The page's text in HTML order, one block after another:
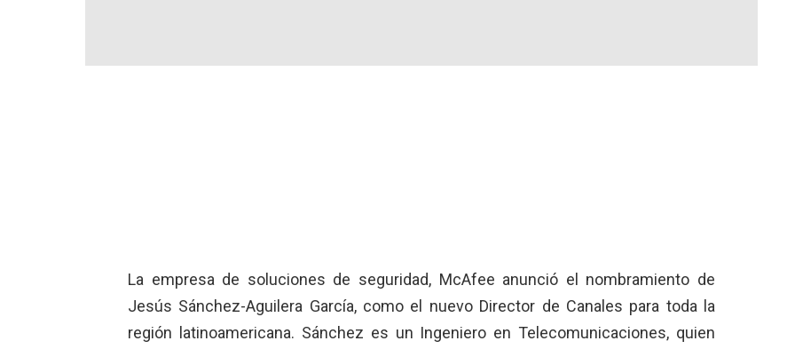
La empresa de soluciones de seguridad, McAfee anunció el nombramiento de
Jesús Sánchez-Aguilera García, como el nuevo Director de Canales para toda la
región latinoamericana. Sánchez es un Ingeniero en Telecomunicaciones, quien